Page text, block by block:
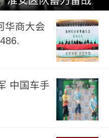
华商大会
中国车手